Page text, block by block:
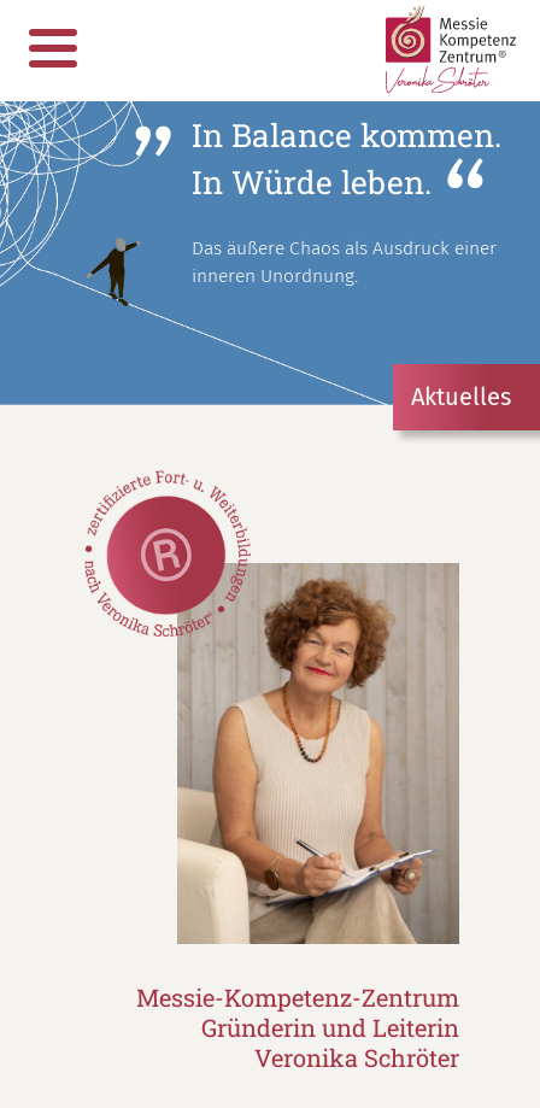
Aktuelles
In Balance kommen.
In Würde leben.
Das äußere Chaos als Ausdruck einer
inneren Unordnung.
Messie-Kompetenz-Zentrum
Gründerin und Leiterin
Veronika Schröter